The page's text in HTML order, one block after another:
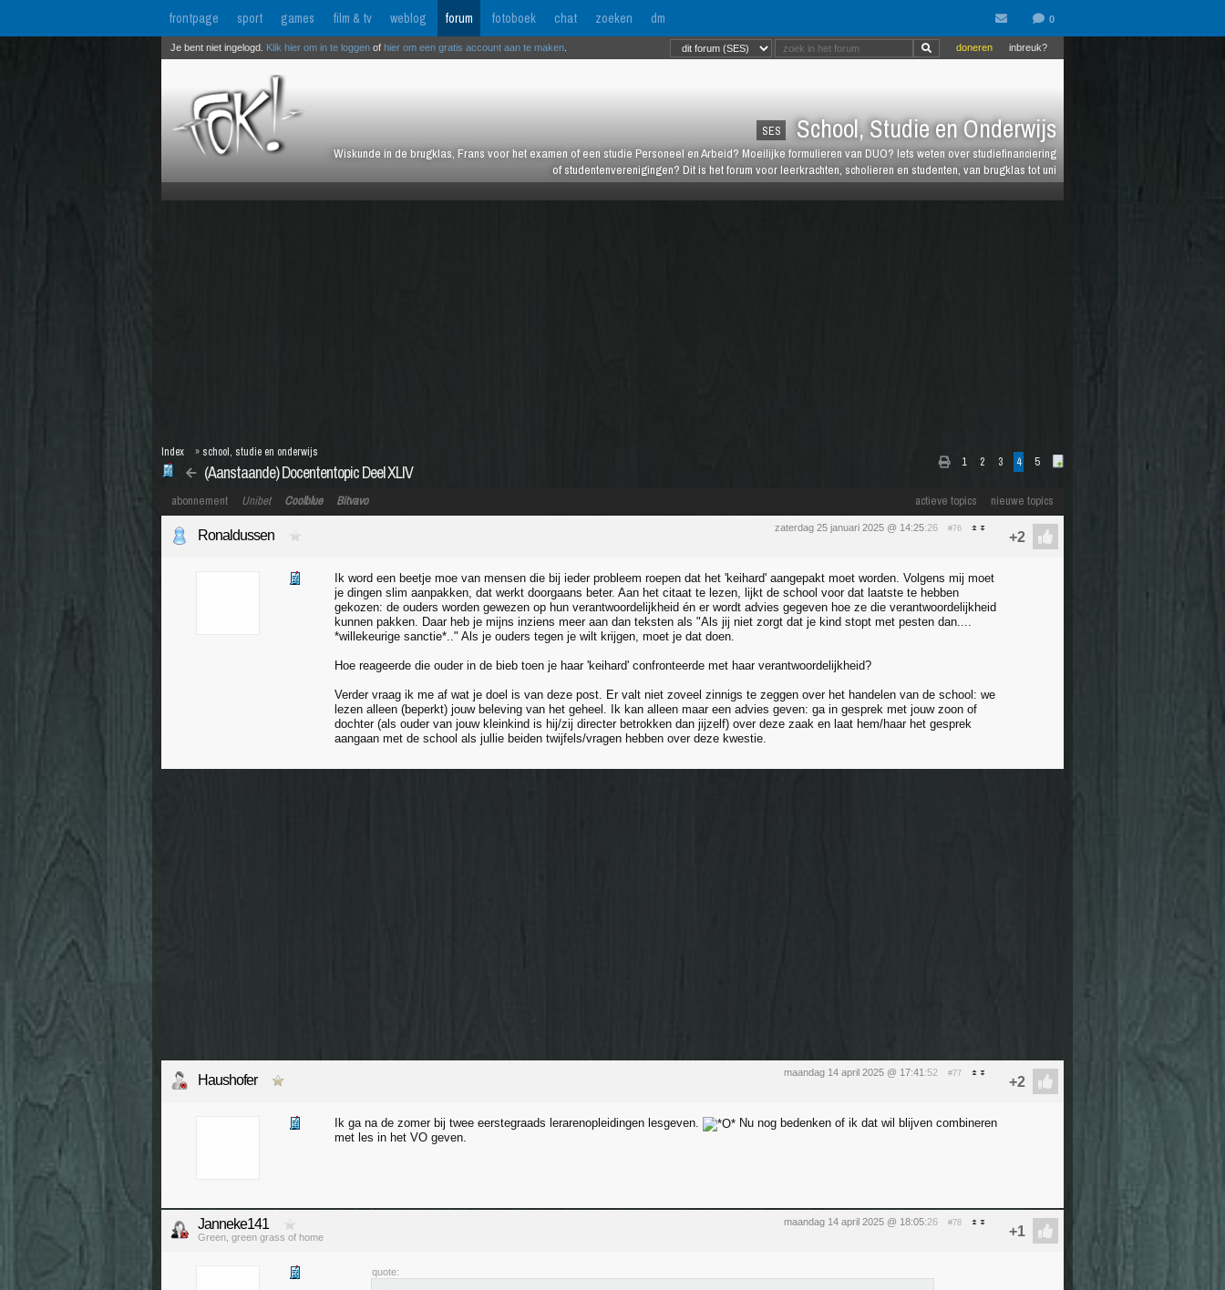
frontpage sport games film & tv weblog forum fotoboek chat zoeken dm
SES School, Studie en Onderwijs
Wiskunde in de brugklas, Frans voor het examen of een studie Personeel en Arbeid? Moeilijke formulieren van DUO? Iets weten over studiefinanciering
of studentenverenigingen? Dit is het forum voor leerkrachten, scholieren en studenten, van brugklas tot uni
inbreuk?
doneren
Je bent niet ingelogd. Klik hier om in te loggen of hier om een gratis account aan te maken
1 2 3 4 5
(Aanstaande) Docententopic Deel XLIV
Index » school, studie en onderwijs
actieve topics nieuwe topics
abonnement Unibet Coolblue Bitvavo
zaterdag 25 januari 2025 @ 14:25:26 #76
Ronaldussen
Ik word een beetje moe van mensen die bij ieder probleem roepen dat het 'keihard' aangepakt moet worden. Volgens mij moet
je dingen slim aanpakken, dat werkt doorgaans beter. Aan het citaat te lezen, lijkt de school voor dat laatste te hebben
gekozen: de ouders worden gewezen op hun verantwoordelijkheid én er wordt advies gegeven hoe ze die verantwoordelijkheid
kunnen pakken. Daar heb je mijns inziens meer aan dan teksten als "Als jij niet zorgt dat je kind stopt met pesten dan....
*willekeurige sanctie*.." Als je ouders tegen je wilt krijgen, moet je dat doen.
Hoe reageerde die ouder in de bieb toen je haar 'keihard' confronteerde met haar verantwoordelijkheid?
Verder vraag ik me af wat je doel is van deze post. Er valt niet zoveel zinnigs te zeggen over het handelen van de school: we
lezen alleen (beperkt) jouw beleving van het geheel. Ik kan alleen maar een advies geven: ga in gesprek met jouw zoon of
dochter (als ouder van jouw kleinkind is hij/zij directer betrokken dan jijzelf) over deze zaak en laat hem/haar het gesprek
aangaan met de school als jullie beiden twijfels/vragen hebben over deze kwestie.
maandag 14 april 2025 @ 17:41 :52 #77
Haushofer
Ik ga na de zomer bij twee eerstegraads lerarenopleidingen lesgeven.
Nu nog bedenken of ik dat wil blijven combineren
met les in het VO geven.
maandag 14 april 2025 @ 18:05:26 #78
Janneke141
Green, green grass of home
quote: